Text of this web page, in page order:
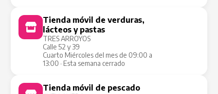
Tienda móvil de verduras,
lácteos y pastas
TRES ARROYOS
Calle 52 y 39
Cuarto Miércoles del mes de 09:00 a
13:00 · Esta semana cerrado
Tienda móvil de pescado